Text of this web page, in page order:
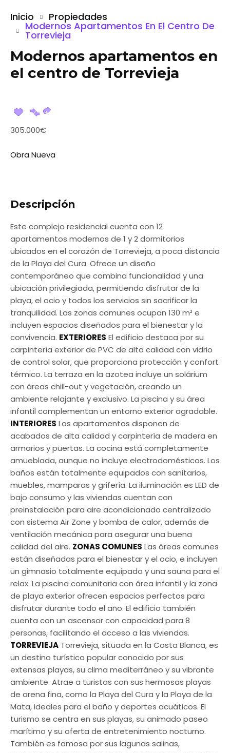
Inicio Propiedades
Modernos Apartamentos En El Centro De
Torrevieja
Modernos apartamentos en
el centro de Torrevieja
305.000€
Obra Nueva
Descripción
Este complejo residencial cuenta con 12
apartamentos modernos de 1 y 2 dormitorios
ubicados en el corazón de Torrevieja, a poca distancia
de la Playa del Cura. Ofrece un diseño
contemporáneo que combina funcionalidad y una
ubicación privilegiada, permitiendo disfrutar de la
playa, el ocio y todos los servicios sin sacrificar la
tranquilidad. Las zonas comunes ocupan 130 m² e
incluyen espacios diseñados para el bienestar y la
convivencia. EXTERIORES El edificio destaca por su
carpintería exterior de PVC de alta calidad con vidrio
de control solar, que proporciona protección y confort
térmico. La terraza en la azotea incluye un solárium
con áreas chill-out y vegetación, creando un
ambiente relajante y exclusivo. La piscina y su área
infantil complementan un entorno exterior agradable.
INTERIORES Los apartamentos disponen de
acabados de alta calidad y carpintería de madera en
armarios y puertas. La cocina está completamente
amueblada, aunque no incluye electrodomésticos. Los
baños están totalmente equipados con sanitarios,
muebles, mamparas y grifería. La iluminación es LED de
bajo consumo y las viviendas cuentan con
preinstalación para aire acondicionado centralizado
con sistema Air Zone y bomba de calor, además de
ventilación mecánica para asegurar una buena
calidad del aire. ZONAS COMUNES Las áreas comunes
están diseñadas para el bienestar y el ocio, e incluyen
un gimnasio totalmente equipado y una sauna para el
relax. La piscina comunitaria con área infantil y la zona
de playa exterior ofrecen espacios perfectos para
disfrutar durante todo el año. El edificio también
cuenta con un ascensor con capacidad para 8
personas, facilitando el acceso a las viviendas.
TORREVIEJA Torrevieja, situada en la Costa Blanca, es
un destino turístico popular conocido por sus
extensas playas, su clima mediterráneo y su vibrante
ambiente. Atrae a turistas con sus hermosas playas
de arena fina, como la Playa del Cura y la Playa de la
Mata, ideales para el baño y deportes acuáticos. El
turismo se centra en sus playas, su animado paseo
marítimo y su oferta de entretenimiento nocturno.
También es famosa por sus lagunas salinas,